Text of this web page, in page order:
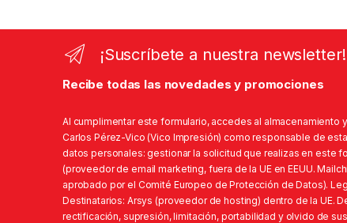
¡Suscríbete a nuestra newsletter!
Recibe todas las novedades y promociones
Al cumplimentar este formulario, accedes al
Carlos Pérez-Vico (Vico Impresión) como responsable de
datos personales: gestionar la solicitud que realizas en este
(proveedor de email marketing, fuera de la UE en EEUU.
aprobado por el Comité Europeo de Protección de Datos).
Destinatarios: Arsys (proveedor de hosting) dentro de la UE.
rectificación, supresión, limitación, portabilidad y olvido de